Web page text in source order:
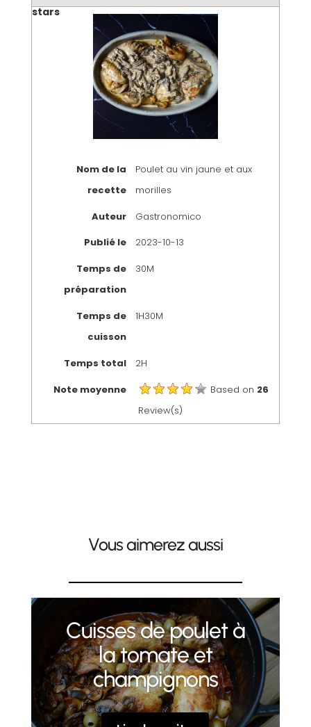
stars
Nom de la
recette
Poulet au vin jaune et aux
morilles
Auteur
Gastronomico
Publié le
2023-10-13
Temps de
préparation
30M
Temps de
cuisson
1H30M
Temps total
2H
Note moyenne
Based on 26
Review(s)
Vous aimerez aussi
Cuisses de poulet à
la tomate et
champignons